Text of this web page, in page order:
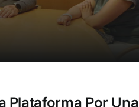
Plataforma Por Una